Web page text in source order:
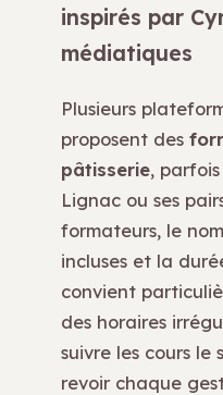
inspirés par
médiatiques
Plusieurs
proposent des
pâtisserie,
Lignac ou ses
formateurs, le
incluses et la
convient
des horaires
suivre les cours le
revoir chaque